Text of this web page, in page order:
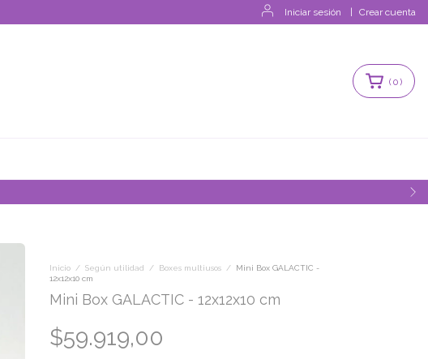
Iniciar sesión Crear cuenta
(0)
Inicio / Según utilidad / Boxes multiusos /
Mini Box GALACTIC -
12x12x10 cm
Mini Box GALACTIC - 12x12x10 cm
$59.919,00